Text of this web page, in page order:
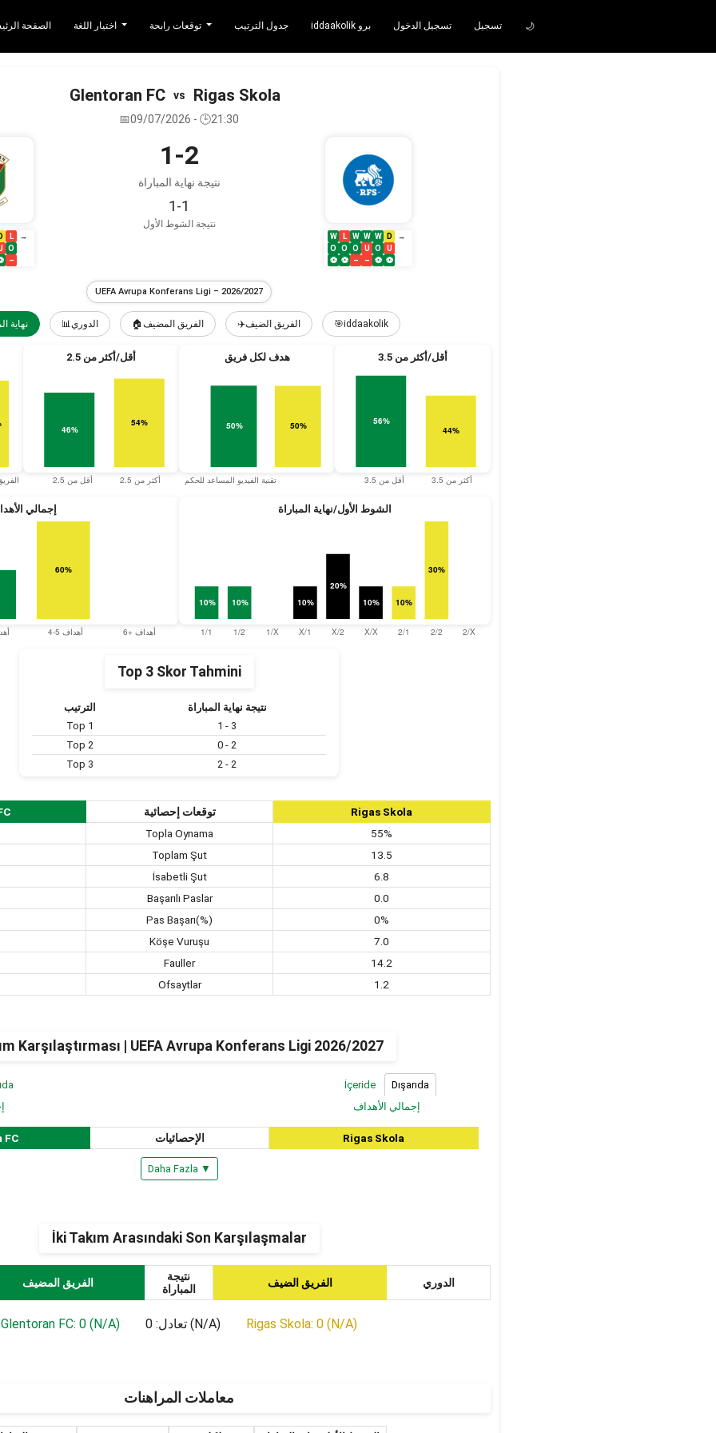
الصفحة توقعات رابحة جدول الترتيب iddaakolik برو تسجيل الدخول تسجيل 🌙
Glentoran FC vs Rigas Skola
📅09/07/2026 - 🕒21:30
L
O
–
→
1-2
نتيجة نهاية المباراة
1-1
نتيجة الشوط الأول
W
O
⚽
L
O
⚽
W
O
–
W
U
–
W
O
⚽
D
U
⚽
→
UEFA Avrupa Konferans Ligi – 2026/2027
⚽نهاية 📊الدوري 🏠الفريق المضيف ✈️الفريق الضيف 🎯iddaakolik
أقل/أكثر من 2.5 هدف لكل فريق أقل/أكثر من 3.5
إجمالي الشوط الأول/نهاية المباراة
Top 3 Skor Tahmini
الترتيب
نتيجة نهاية المباراة
Top 1
1 - 3
Top 2
0 - 2
Top 3
2 - 2
توقعات إحصائية
Rigas Skola
Topla Oynama
55%
Toplam Şut
13.5
İsabetli Şut
6.8
Başarılı Paslar
0.0
Pas Başarı(%)
0%
Köşe Vuruşu
7.0
Fauller
14.2
Ofsaytlar
1.2
Karşılaştırması | UEFA Avrupa Konferans Ligi 2026/2027
İçeride
Dışarıda
إجمالي الأهداف
FC الإحصائيات Rigas Skola
Daha Fazla ▼
İki Takım Arasındaki Son Karşılaşmalar
الفريق المضيف
نتيجة
المباراة
الفريق الضيف الدوري
Glentoran FC: 0 (N/A) تعادل: 0 (N/A) Rigas Skola: 0 (N/A)
معاملات المراهنات